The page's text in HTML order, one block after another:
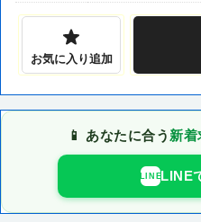
お気に入り追加
📱 あなたに合う 新着
LINELINE